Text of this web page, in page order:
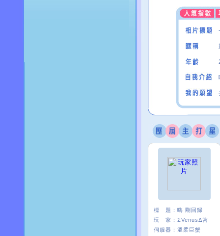
標 題： 嗨 剛回歸
玩 家： ΣVenusΔ苫
伺服器： 溫柔巨蟹